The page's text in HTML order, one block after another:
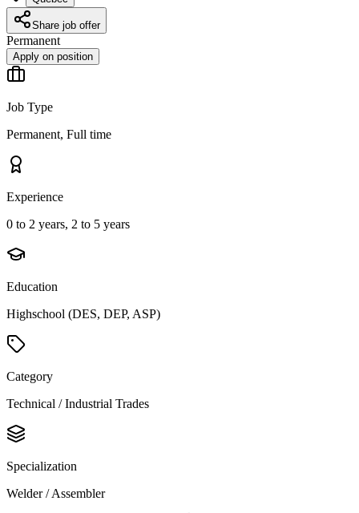
Share job offer
Permanent
Apply on position
Job Type
Permanent, Full time
Experience
0 to 2 years, 2 to 5 years
Education
Highschool (DES, DEP, ASP)
Category
Technical / Industrial Trades
Specialization
Welder / Assembler